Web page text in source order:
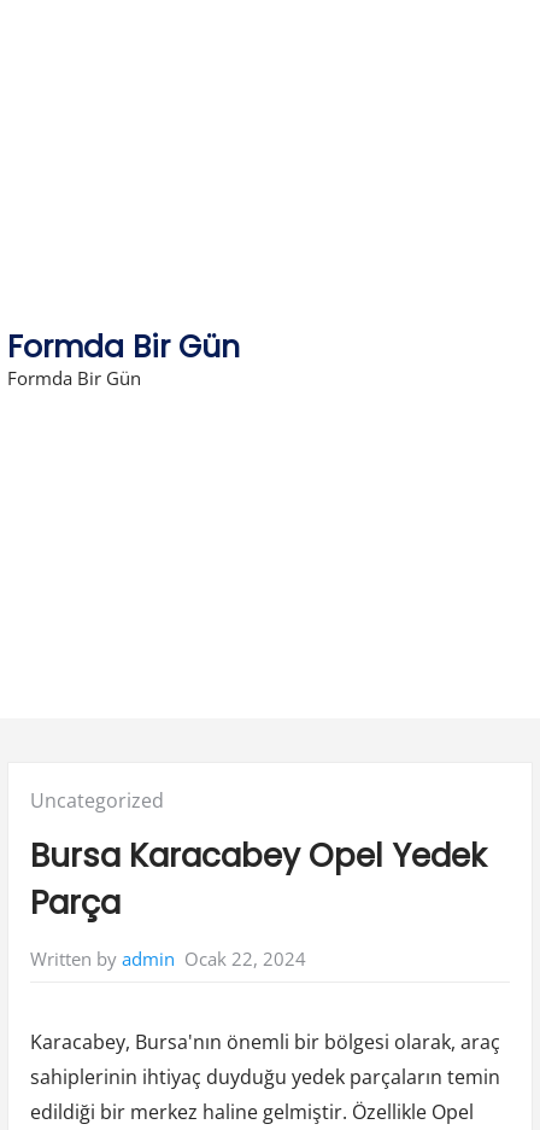
Formda Bir Gün
Formda Bir Gün
Posted
Uncategorized
Bursa Karacabey Opel Yedek
Parça
Written by admin Ocak 22, 2024
Karacabey, Bursa'nın önemli bir bölgesi olarak, araç
sahiplerinin ihtiyaç duyduğu yedek parçaların temin
edildiği bir merkez haline gelmiştir. Özellikle Opel